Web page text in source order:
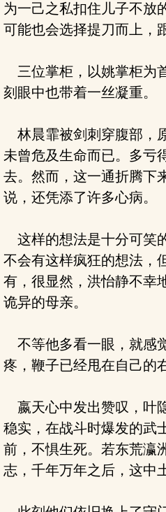
为一己之私扣住儿子不放
可能也会选择提刀而上，
三位掌柜，以姚掌柜为
刻眼中也带着一丝凝重。
林晨霏被剑刺穿腹部，
未曾危及生命而已。多亏
去。然而，这一通折腾下
说，还凭添了许多心病。
这样的想法是十分可笑
不会有这样疯狂的想法，
有，很显然，洪怡静不幸
诡异的母亲。
不等他多看一眼，就感
疼，鞭子已经甩在自己的
嬴天心中发出赞叹，叶
稳实，在战斗时爆发的武
前，不惧生死。若东荒瀛
志，千年万年之后，这中